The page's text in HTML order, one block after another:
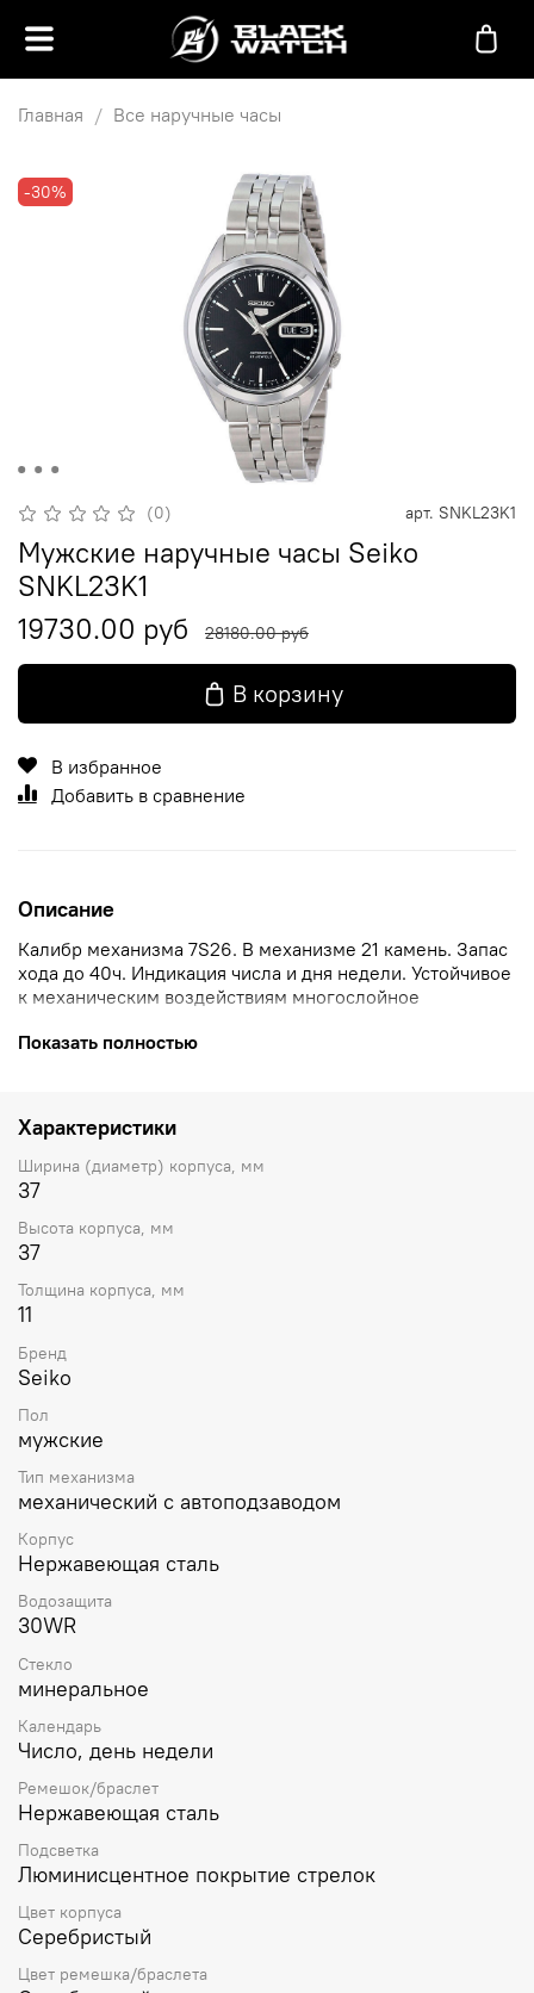
Главная Все наручные часы
-30%
(0) арт. SNKL23K1
Мужские наручные часы Seiko
SNKL23K1
19730.00 руб
28180.00 руб
В корзину
В избранное
Добавить в сравнение
Описание
Калибр механизма 7S26. В механизме 21 камень. Запас
хода до 40ч. Индикация числа и дня недели. Устойчивое
к механическим воздействиям многослойное
Hardlex. Люминесцентные стрелки и индексы.
Показать полностью
Характеристики
Ширина (диаметр) корпуса, мм
37
Высота корпуса, мм
37
Толщина корпуса, мм
11
Бренд
Seiko
Пол
мужские
Тип механизма
механический с автоподзаводом
Корпус
Нержавеющая сталь
Водозащита
30WR
Стекло
минеральное
Календарь
Число, день недели
Ремешок/браслет
Нержавеющая сталь
Подсветка
Люминисцентное покрытие стрелок
Цвет корпуса
Серебристый
Цвет ремешка/браслета